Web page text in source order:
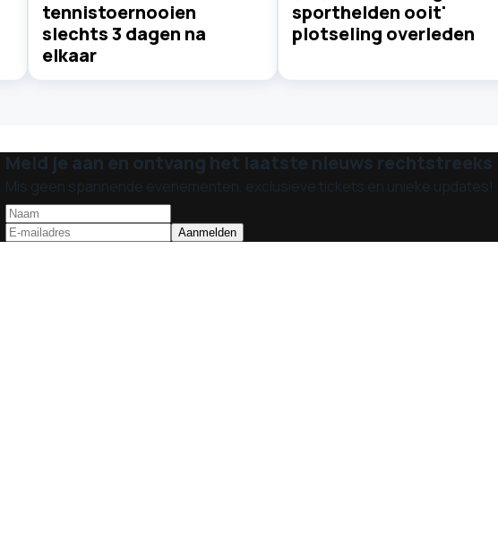
tennistoernooien
slechts 3 dagen na
elkaar
sporthelden ooit'
plotseling overleden
Meld je aan en ontvang het laatste nieuws rechtstreeks
Mis geen spannende evenementen, exclusieve tickets en unieke updates!